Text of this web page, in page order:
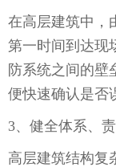
在高层建筑中，
第一时间到达现
防系统之间的壁
便快速确认是否
3、健全体系、
高层建筑结构复